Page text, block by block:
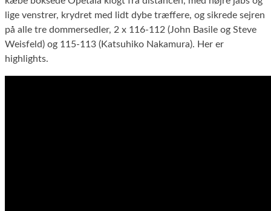
lige venstrer, krydret med lidt dybe træffere, og sikrede sejren
på alle tre dommersedler, 2 x 116-112 (John Basile og Steve
Weisfeld) og 115-113 (Katsuhiko Nakamura). Her er
highlights.